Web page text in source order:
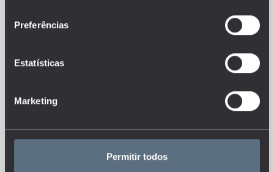
Preferências
Estatísticas
Marketing
Permitir todos
O EDUSTAT sistematiza um conjunto de indicadores e
português.